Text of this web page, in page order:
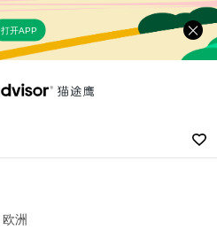
打开APP
欧洲